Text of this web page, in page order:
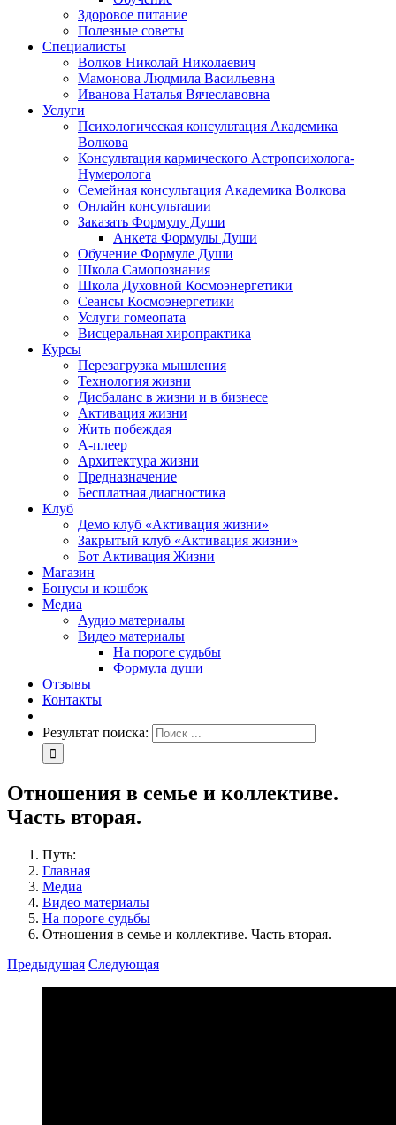
Здоровое питание
Полезные советы
Специалисты
Волков Николай Николаевич
Мамонова Людмила Васильевна
Иванова Наталья Вячеславовна
Услуги
Психологическая консультация Академика
Волкова
Консультация кармического Астропсихолога-
Нумеролога
Семейная консультация Академика Волкова
Онлайн консультации
Заказать Формулу Души
Анкета Формулы Души
Обучение Формуле Души
Школа Самопознания
Школа Духовной Космоэнергетики
Сеансы Космоэнергетики
Услуги гомеопата
Висцеральная хиропрактика
Курсы
Перезагрузка мышления
Технология жизни
Дисбаланс в жизни и в бизнесе
Активация жизни
Жить побеждая
А-плеер
Архитектура жизни
Предназначение
Бесплатная диагностика
Клуб
Демо клуб «Активация жизни»
Закрытый клуб «Активация жизни»
Бот Активация Жизни
Магазин
Бонусы и кэшбэк
Медиа
Аудио материалы
Видео материалы
На пороге судьбы
Формула души
Отзывы
Контакты
Результат поиска:
Отношения в семье и коллективе.
Часть вторая.
Путь:
Главная
Медиа
Видео материалы
На пороге судьбы
Отношения в семье и коллективе. Часть вторая.
Предыдущая Следующая